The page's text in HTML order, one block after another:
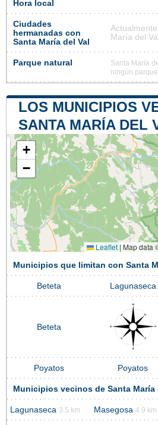
Hora local
Ciudades
hermanadas con
Santa María del Val
María del
Parque natural
Santa María
ningún
LOS MUNICIPIOS
SANTA MARÍA DEL
+
−
Leaflet | Map data
Municipios que limitan con Santa
Beteta Lagunaseca
Beteta
Poyatos Poyatos
Municipios vecinos de Santa María
Lagunaseca 3.5 km Masegosa 4.9 km